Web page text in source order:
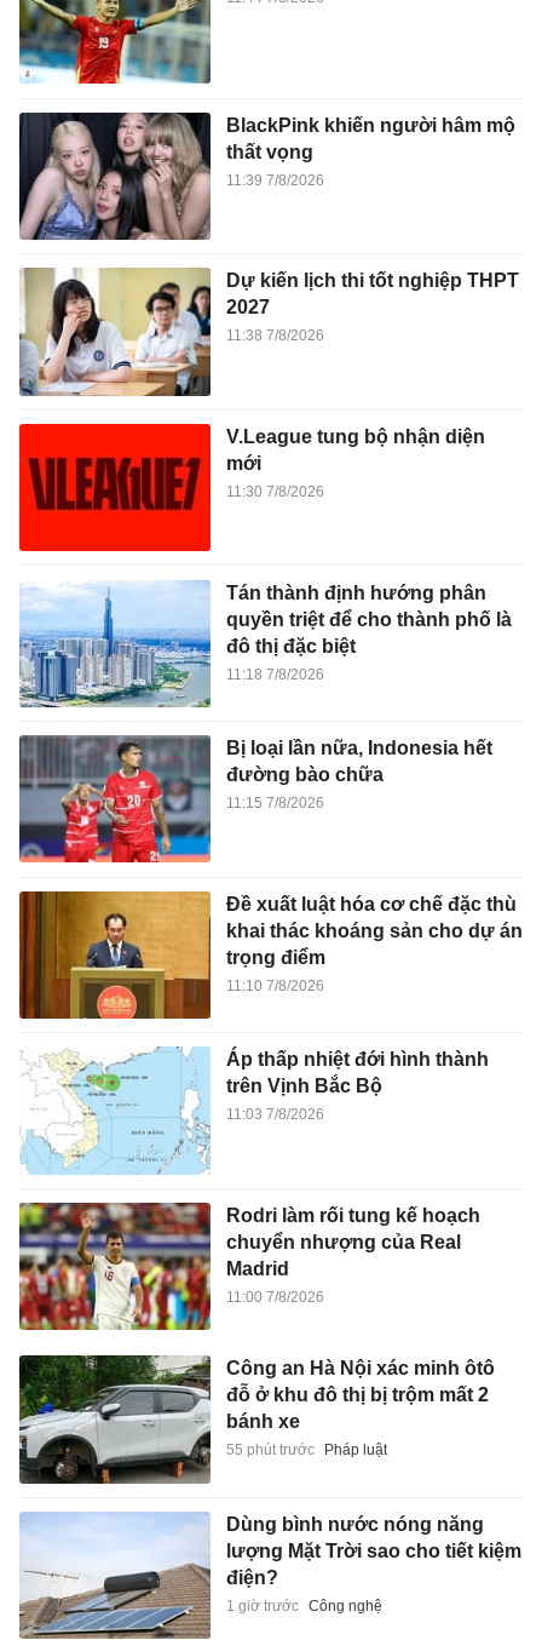
BlackPink khiến người hâm mộ
thất vọng
11:39 7/8/2026
Dự kiến lịch thi tốt nghiệp THPT
2027
11:38 7/8/2026
V.League tung bộ nhận diện
mới
11:30 7/8/2026
Tán thành định hướng phân
quyền triệt để cho thành phố là
đô thị đặc biệt
11:18 7/8/2026
Bị loại lần nữa, Indonesia hết
đường bào chữa
11:15 7/8/2026
Đề xuất luật hóa cơ chế đặc thù
khai thác khoáng sản cho dự án
trọng điểm
11:10 7/8/2026
Áp thấp nhiệt đới hình thành
trên Vịnh Bắc Bộ
11:03 7/8/2026
Rodri làm rối tung kế hoạch
chuyển nhượng của Real
Madrid
11:00 7/8/2026
Công an Hà Nội xác minh ôtô
đỗ ở khu đô thị bị trộm mất 2
bánh xe
55 phút trước Pháp luật
Dùng bình nước nóng năng
lượng Mặt Trời sao cho tiết kiệm
điện?
1 giờ trước Công nghệ